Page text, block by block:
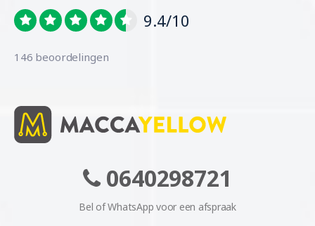
9.4/10
146 beoordelingen
0640298721
Bel of WhatsApp voor een afspraak